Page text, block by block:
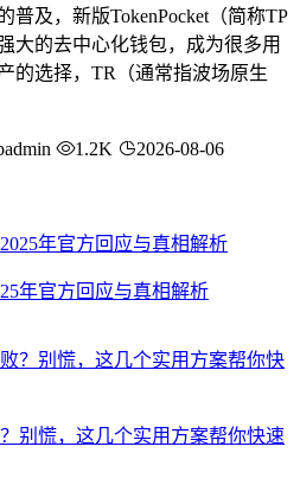
普及，新版TokenPocket（简称TP
大的去中心化钱包，成为很多用
的选择，TR（通常指波场原生
1.2K 2026-08-06
年官方回应与真相解析
别慌，这几个实用方案帮你快速